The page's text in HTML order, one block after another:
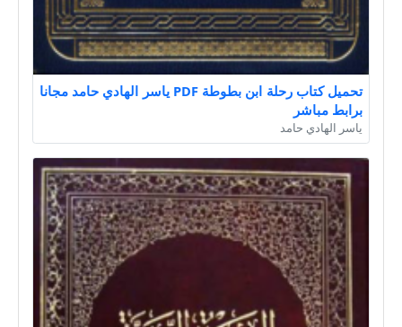
تحميل كتاب رحلة ابن بطوطة PDF ياسر الهادي حامد مجانا
برابط مباشر
ياسر الهادي حامد